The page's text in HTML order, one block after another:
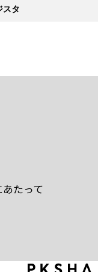
スタ
たって